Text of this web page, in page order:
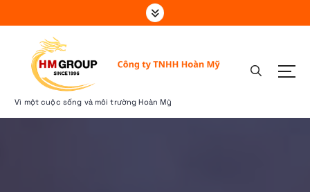
k
o
Vì một cuộc sống và môi trường Hoàn Mỹ